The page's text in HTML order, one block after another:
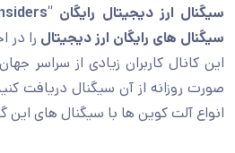
سیگنال ارز دیجیتال رایگان “
سیگنال های رایگان ارز دیجیتال را در
این کانال کاربران زیادی از سراسر
صورت روزانه از آن سیگنال دریافت
انواع آلت کوین ها با سیگنال های این